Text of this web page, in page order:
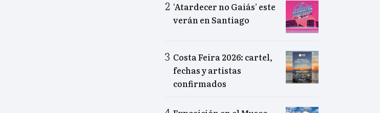
‘Atardecer no Gaiás’ este
verán en Santiago
Costa Feira 2026: cartel,
fechas y artistas
confirmados